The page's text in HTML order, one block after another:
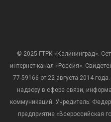
© 2025 ГТРК «Калининград».
интернет-канал «Россия».
77-59166 от 22 августа 2014
надзору в сфере связи,
коммуникаций. Учредитель:
предприятие «Всероссийская